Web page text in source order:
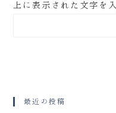
上に表示された文字を
最近の投稿